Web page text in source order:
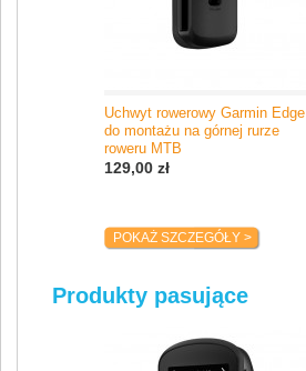
Uchwyt rowerowy Garmin Edge
do montażu na górnej rurze
roweru MTB
129,00 zł
POKAŻ SZCZEGÓŁY >
Produkty pasujące